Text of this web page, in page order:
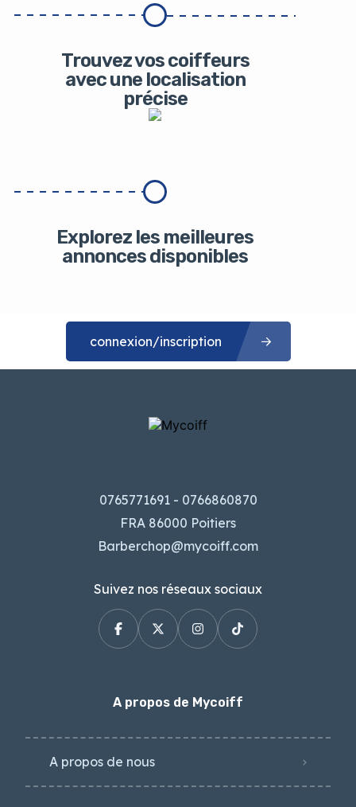
Trouvez vos coiffeurs
avec une localisation
précise
Explorez les meilleures
annonces disponibles
connexion/inscription
0765771691 - 0766860870
FRA 86000 Poitiers
Barberchop@mycoiff.com
Suivez nos réseaux sociaux
A propos de Mycoiff
A propos de nous